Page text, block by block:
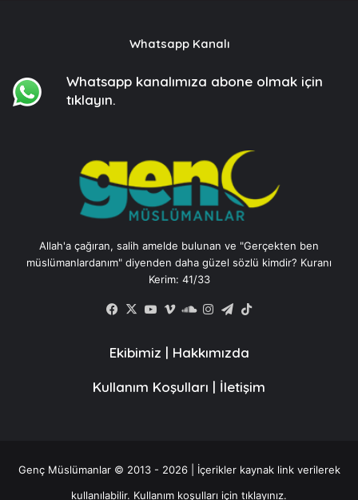
Whatsapp Kanalı
Whatsapp kanalımıza abone olmak için
tıklayın.
Allah'a çağıran, salih amelde bulunan ve "Gerçekten ben
müslümanlardanım" diyenden daha güzel sözlü kimdir? Kuranı
Kerim: 41/33
Facebook
X YouTube
VimeoSoundCloud
Instagram
Telegram
Ekibimiz | Hakkımızda
Kullanım Koşulları | İletişim
Genç Müslümanlar © 2013 - 2026 | İçerikler kaynak link verilerek
kullanılabilir. Kullanım koşulları için tıklayınız.